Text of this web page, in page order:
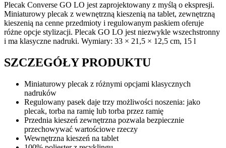
Plecak Converse GO LO jest zaprojektowany z myślą o ekspresji.
Miniaturowy plecak z wewnętrzną kieszenią na tablet, zewnętrzną
kieszenią na cenne przedmioty i regulowanym paskiem oferuje
różne opcje stylizacji. Plecak GO LO jest niezwykle wszechstronny
i ma klasyczne nadruki. Wymiary: 33 × 21,5 × 12,5 cm, 15 l
SZCZEGÓŁY PRODUKTU
Miniaturowy plecak z różnymi opcjami klasycznych
nadruków
Regulowany pasek daje trzy możliwości noszenia: jako
plecak, torba na ramię lub torba przez ramię
Przednia kieszeń zewnętrzna pozwala bezpiecznie
przechowywać wartościowe rzeczy
Wewnętrzna kieszeń na tablet